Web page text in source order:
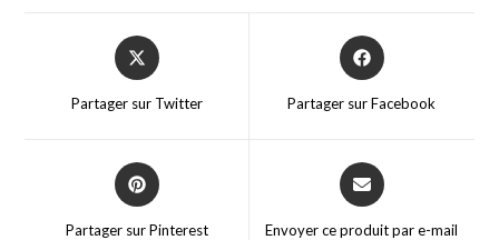
Partager sur Twitter Partager sur Facebook
Partager sur Pinterest Envoyer ce produit par e-mail